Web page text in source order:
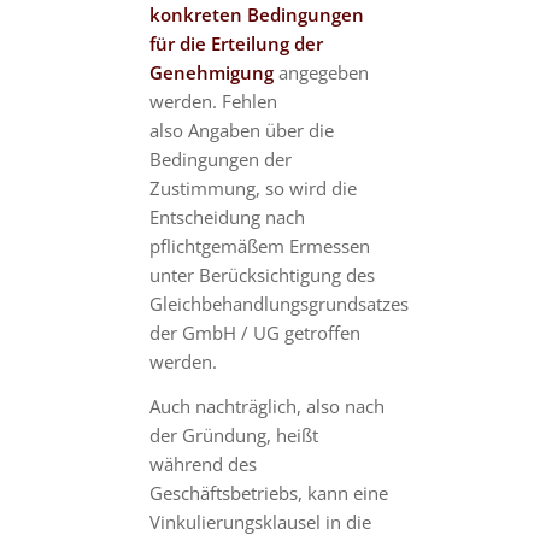
konkreten Bedingungen
für die Erteilung der
Genehmigungangegeben
werden. Fehlen
also Angaben über die
Bedingungen der
Zustimmung, so wird die
Entscheidung nach
pflichtgemäßem Ermessen
unter Berücksichtigung des
Gleichbehandlungsgrundsatzes
der GmbH / UG getroffen
werden.
Auch nachträglich, also nach
der Gründung, heißt
während des
Geschäftsbetriebs, kann eine
Vinkulierungsklausel in die